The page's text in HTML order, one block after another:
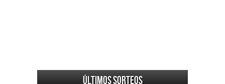
Últimos sorteos